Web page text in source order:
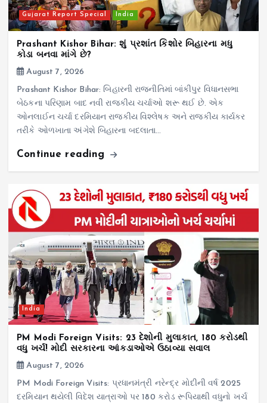
Gujarat Report Special India
Prashant Kishor Bihar: શું પ્રશાંત કિશોર બિહારના મધુ
કોડા બનવા માંગે છે?
August 7, 2026
Prashant Kishor Bihar: બિહારની રાજનીતિમાં બાંકીપુર વિધાનસભા
બેઠકના પરિણામ બાદ નવી રાજકીય ચર્ચાઓ શરૂ થઈ છે. એક
ઓનલાઈન ચર્ચા દરમિયાન રાજકીય વિશ્લેષક અને રાજકીય કાર્યકર
તરીકે ઓળખાતા અંગેશે બિહારના બદલાતા…
Continue reading
India
PM Modi Foreign Visits: 23 દેશોની મુલાકાત, ₹180 કરોડથી
વધુ ખર્ચ! મોદી સરકારના આંકડાઓએ ઉઠાવ્યા સવાલ
August 7, 2026
PM Modi Foreign Visits: પ્રધાનમંત્રી નરેન્દ્ર મોદીની વર્ષ 2025
દરમિયાન થયેલી વિદેશ યાત્રાઓ પર 180 કરોડ રૂપિયાથી વધુનો ખર્ચ